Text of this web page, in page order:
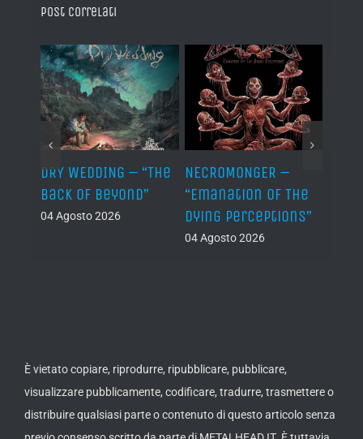
Post correlati
DRY WEDDING – “The
Back Of Beyond”
04 Agosto 2026
NECROMONGER –
“Emanation Of The
Dying Perceptions”
04 Agosto 2026
È vietato copiare, riprodurre, ripubblicare, pubblicare,
visualizzare pubblicamente, codificare, tradurre, trasmettere o
distribuire qualsiasi parte o contenuto di questo articolo senza